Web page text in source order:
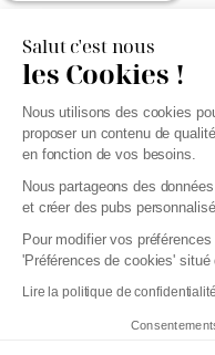
Salut c'est nous
les Cookies !
Nous utilisons des cookies
proposer un contenu de
en fonction de vos besoins.
Nous partageons des
et créer des pubs
Pour modifier vos
'Préférences de cookies' situé
Lire la politique de confidentialité